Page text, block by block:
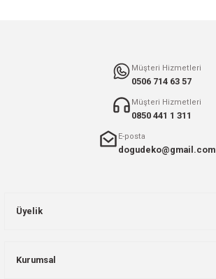
Müşteri Hizmetleri
0506 714 63 57
Müşteri Hizmetleri
0850 441 1 311
E-posta
dogudeko@gmail.com
Üyelik
Kurumsal